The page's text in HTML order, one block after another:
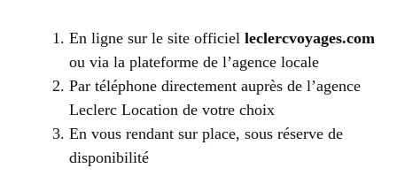
En ligne sur le site officiel leclercvoyages.com
ou via la plateforme de l’agence locale
Par téléphone directement auprès de l’agence
Leclerc Location de votre choix
En vous rendant sur place, sous réserve de
disponibilité